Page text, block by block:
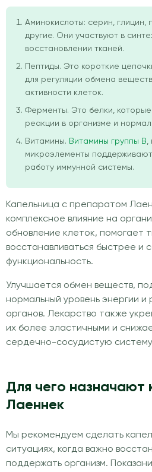
Аминокислоты: серин, глицин,
другие. Они участвуют в
восстановлении тканей.
Пептиды. Это короткие
для регуляции обмена
активности клеток.
Ферменты. Это белки,
реакции в организме и
Витамины. Витамины группы B
микроэлементы
работу иммунной системы.
Капельница с препаратом
комплексное влияние на
обновление клеток, помогает
восстанавливаться быстрее и
функциональность.
Улучшается обмен веществ,
нормальный уровень энергии и
органов. Лекарство также
их более эластичными и
сердечно-сосудистую
Для чего назначают
Лаеннек
Мы рекомендуем сделать
ситуациях, когда важно
поддержать организм.